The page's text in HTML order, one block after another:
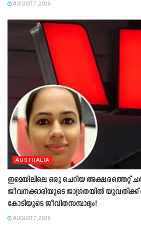
AUGUST 7, 2026
AUSTRALIA
ഇമെയിലിലെ ഒരു ചെറിയ അക്ഷരത്തെറ്റ്
ജീവനക്കാരിയുടെ ജാഗ്രതയിൽ യുവതിക്ക്
കോടിയുടെ ജീവിതസമ്പാദ്യം!
AUGUST 7, 2026